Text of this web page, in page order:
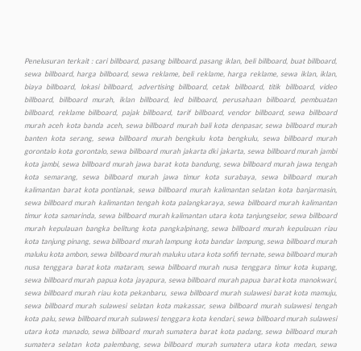
Penelusuran terkait : cari billboard, pasang billboard. pasang iklan, beli billboard, buat billboard, sewa billboard, harga billboard, sewa reklame, beli reklame, harga reklame, sewa iklan, iklan, biaya billboard, lokasi billboard, advertising billboard, cetak billboard, titik billboard, video billboard, billboard murah, iklan billboard, led billboard, perusahaan billboard, pembuatan billboard, reklame billboard, pajak billboard, tarif billboard, vendor billboard, sewa billboard murah aceh kota banda aceh, sewa billboard murah bali kota denpasar, sewa billboard murah banten kota serang, sewa billboard murah bengkulu kota bengkulu, sewa billboard murah gorontalo kota gorontalo, sewa billboard murah jakarta dki jakarta, sewa billboard murah jambi kota jambi, sewa billboard murah jawa barat kota bandung, sewa billboard murah jawa tengah kota semarang, sewa billboard murah jawa timur kota surabaya, sewa billboard murah kalimantan barat kota pontianak, sewa billboard murah kalimantan selatan kota banjarmasin, sewa billboard murah kalimantan tengah kota palangkaraya, sewa billboard murah kalimantan timur kota samarinda, sewa billboard murah kalimantan utara kota tanjungselor, sewa billboard murah kepulauan bangka belitung kota pangkalpinang, sewa billboard murah kepulauan riau kota tanjung pinang, sewa billboard murah lampung kota bandar lampung, sewa billboard murah maluku kota ambon, sewa billboard murah maluku utara kota sofifi ternate, sewa billboard murah nusa tenggara barat kota mataram, sewa billboard murah nusa tenggara timur kota kupang, sewa billboard murah papua kota jayapura, sewa billboard murah papua barat kota manokwari, sewa billboard murah riau kota pekanbaru, sewa billboard murah sulawesi barat kota mamuju, sewa billboard murah sulawesi selatan kota makassar, sewa billboard murah sulawesi tengah kota palu, sewa billboard murah sulawesi tenggara kota kendari, sewa billboard murah sulawesi utara kota manado, sewa billboard murah sumatera barat kota padang, sewa billboard murah sumatera selatan kota palembang, sewa billboard murah sumatera utara kota medan, sewa billboard murah yogyakarta kota yogyakarta, sewa baliho murah aceh kota banda aceh, sewa baliho murah bali kota denpasar, sewa baliho murah banten kota serang, sewa baliho murah bengkulu kota bengkulu, sewa baliho murah gorontalo kota gorontalo, sewa baliho murah jakarta dki jakarta, sewa baliho murah jambi kota jambi, sewa baliho murah jawa barat kota bandung, sewa baliho murah jawa tengah kota semarang, sewa baliho murah jawa timur kota surabaya, sewa baliho murah kalimantan barat kota pontianak, sewa baliho murah kalimantan selatan kota banjarmasin, sewa baliho murah, kalimantan tengah kota palangkaraya, sewa baliho murah kalimantan timur kota samarinda, sewa baliho murah kalimantan utara kota tanjungselor, sewa baliho murah kepulauan bangka belitung kota pangkalpinang, sewa murah baliho kepulauan riau kota tanjung pinang, sewa baliho murah lampung kota bandar lampung, sewa baliho murah maluku kota ambon, sewa baliho murah maluku utara kota sofifi ternate, sewa baliho murah nusa tenggara barat kota mataram, sewa baliho murah nusa tenggara timur kota kupang, sewa baliho murah papua kota jayapura, sewa baliho murah papua barat kota manokwari, sewa baliho murah riau kota pekanbaru, sewa baliho murah sulawesi barat kota mamuju, sewa baliho murah sulawesi selatan kota makassar, sewa baliho murah sulawesi tengah kota palu, sewa baliho murah sulawesi tenggara kota kendari, sewa baliho murah sulawesi utara kota manado, sewa baliho murah sumatera barat kota padang, sewa baliho murah sumatera selatan kota palembang, sewa baliho murah sumatera utara kota medan, sewa baliho murah yogyakarta kota yogyakarta, sewa videotron murah aceh kota banda aceh, sewa videotron murah bali kota denpasar, sewa videotron murah banten kota serang, sewa videotron murah bengkulu kota bengkulu, sewa videotron murah gorontalo kota gorontalo, sewa videotron murah jakarta dki jakarta, sewa videotron murah jambi kota jambi, sewa videotron murah jawa barat kota bandung, sewa videotron murah jawa tengah kota semarang, sewa videotron murah jawa timur kota surabaya, sewa videotron murah kalimantan barat kota pontianak, sewa videotron murah kalimantan selatan kota banjarmasin, sewa videotron murah kalimantan tengah kota palangkaraya, sewa videotron murah kalimantan timur kota samarinda, sewa videotron murah kalimantan utara kota tanjungselor, sewa videotron murah kepulauan bangka belitung kota pangkalpinang, sewa videotron murah kepulauan riau kota tanjung pinang, sewa videotron murah lampung kota bandar lampung, sewa videotron murah maluku kota ambon, sewa videotron murah maluku utara kota sofifi ternate, sewa videotron murah nusa tenggara barat kota mataram, sewa videotron murah nusa tenggara timur kota kupang, sewa videotron murah papua kota jayapura, sewa videotron murah papua barat kota manokwari, sewa videotron murah riau kota pekanbaru, sewa videotron murah sulawesi barat kota mamuju, sewa videotron murah sulawesi selatan kota makassar, sewa videotron murah sulawesi tengah kota palu, sewa videotron murah sulawesi tenggara kota kendari, sewa videotron murah sulawesi utara kota manado, sewa videotron murah sumatera barat kota padang, sewa videotron murah sumatera selatan kota palembang, sewa videotron murah sumatera utara kota medan, sewa videotron murah yogyakarta kota yogyakarta, produksi murah billboard aceh kota banda aceh, produksi billboard murah bali kota denpasar, produksi billboard murah banten kota serang, produksi billboard murah bengkulu kota bengkulu, produksi billboard murah gorontalo kota gorontalo, produksi billboard murah jakarta dki jakarta, produksi billboard murah jambi kota jambi, produksi billboard murah jawa barat kota bandung, produksi billboard murah jawa tengah kota semarang, produksi billboard murah jawa timur kota surabaya, produksi billboard murah kalimantan barat kota pontianak, produksi billboard murah kalimantan selatan kota banjarmasin, produksi billboard murah kalimantan tengah kota palangkaraya, produksi billboard murah kalimantan timur kota samarinda, produksi billboard murah kalimantan utara kota tanjungselor, produksi billboard murah kepulauan bangka belitung kota pangkalpinang, produksi billboard murah kepulauan riau kota tanjung pinang, produksi billboard murah lampung kota bandar lampung, produksi billboard murah maluku kota ambon, produksi billboard maluku utara kota sofifi ternate, produksi billboard murah nusa tenggara barat kota mataram, produksi billboard murah nusa tenggara timur kota kupang, produksi billboard murah papua kota jayapura, produksi billboard murah papua barat kota manokwari, produksi billboard murah riau kota pekanbaru, produksi billboard murah sulawesi barat kota mamuju, produksi billboard murah sulawesi selatan kota makassar, produksi billboard murah sulawesi tengah kota palu, produksi billboard murah sulawesi tenggara kota kendari, produksi billboard murah sulawesi utara kota manado, produksi billboard murah sumatera barat kota padang, produksi billboard murah sumatera selatan kota palembang, produksi billboard murah sumatera utara kota medan, produksi billboard murah yogyakarta kota yogyakarta, produksi baliho murah aceh kota banda aceh, produksi baliho murah bali kota denpasar, produksi baliho murah banten kota serang, produksi baliho murah bengkulu kota bengkulu, produksi baliho murah gorontalo kota gorontalo, produksi baliho murah jakarta dki jakarta, produksi baliho murah jambi kota jambi, produksi baliho murah jawa barat kota bandung, produksi baliho murah jawa tengah kota semarang, produksi baliho murah jawa timur kota surabaya, produksi baliho murah kalimantan barat kota pontianak, produksi baliho murah kalimantan selatan kota banjarmasin, produksi baliho murah kalimantan tengah kota palangkaraya, produksi baliho murah kalimantan timur kota samarinda, produksi baliho murah kalimantan utara kota tanjungselor, produksi baliho murah kepulauan bangka belitung kota pangkalpinang, produksi baliho murah kepulauan riau kota tanjung pinang, produksi baliho murah lampung kota bandar lampung, produksi baliho murah maluku kota ambon, produksi baliho murah maluku utara kota sofifi ternate, produksi baliho murah nusa tenggara barat kota mataram, produksi baliho murah nusa tenggara timur kota kupang, produksi baliho murah papua kota jayapura, produksi baliho murah papua barat kota manokwari, produksi baliho murah riau kota pekanbaru, produksi baliho murah sulawesi barat kota mamuju, produksi baliho murah sulawesi selatan kota makassar, produksi baliho murah sulawesi tengah kota palu, produksi baliho murah sulawesi tenggara kota kendari, produksi baliho murah sulawesi utara kota manado, produksi baliho murah sumatera barat kota padang, produksi baliho murah sumatera selatan kota palembang, produksi baliho murah sumatera utara kota medan, produksi baliho murah yogyakarta kota yogyakarta, produksi videotron murah aceh kota banda aceh, produksi videotron murah bali kota denpasar, produksi videotron murah banten kota serang, produksi videotron murah bengkulu kota bengkulu, produksi videotron murah gorontalo kota gorontalo, produksi videotron murah jakarta dki jakarta, produksi videotron murah jambi kota jambi, produksi videotron murah jawa barat kota bandung, produksi murah videotron jawa tengah kota semarang, produksi videotron murah jawa timur kota surabaya, produksi videotron murah kalimantan barat kota pontianak, produksi videotron murah kalimantan selatan kota banjarmasin, produksi videotron murah, kalimantan tengah kota palangkaraya, produksi videotron murah kalimantan timur kota samarinda, produksi videotron murah kalimantan utara kota tanjungselor, produksi videotron murah kepulauan bangka belitung kota pangkalpinang, produksi videotron murah kepulauan riau kota tanjung pinang, produksi videotron murah lampung kota bandar lampung, produksi videotron murah maluku kota ambon, produksi videotron murah maluku utara